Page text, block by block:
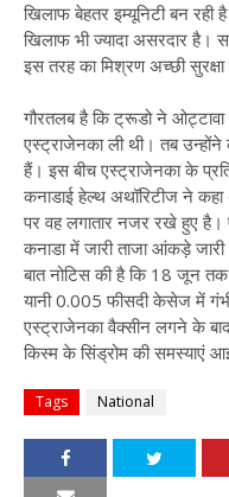
खिलाफ बेहतर इम्यूनिटी बन
खिलाफ भी ज्यादा असरदार है।
इस तरह का मिश्रण अच्छी
गौरतलब है कि ट्रूडो ने ओट्टावा
एस्ट्राजेनका ली थी। तब
हैं। इस बीच एस्ट्राजेनका के
कनाडाई हेल्थ अथॉरिटीज ने
पर वह लगातार नजर रखे हुए
कनाडा में जारी ताजा आंकड़े
बात नोटिस की है कि 18 जून
यानी 0.005 फीसदी केसेज में
एस्ट्राजेनका वैक्सीन लगने के
किस्म के सिंड्रोम की समस्याएं
Tags National